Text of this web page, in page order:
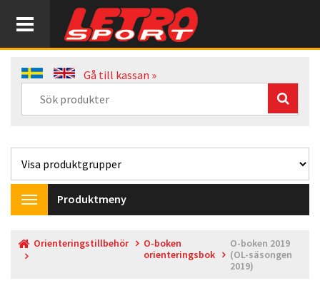
Gå till kassan »
Toggle
navigation
Produktmeny
Orienteringstillbehör
O-boken
orienteringsbok
O-boken 2019
(OL-säsongen
2019)